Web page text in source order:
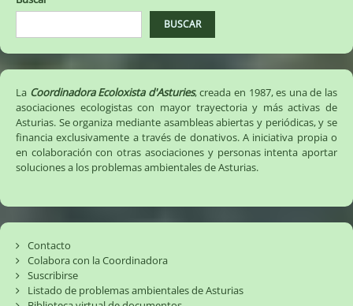
BUSCAR
La Coordinadora Ecoloxista d'Asturies, creada en 1987, es una de las
asociaciones ecologistas con mayor trayectoria y más activas de
Asturias. Se organiza mediante asambleas abiertas y periódicas, y se
financia exclusivamente a través de donativos. A iniciativa propia o
en colaboración con otras asociaciones y personas intenta aportar
soluciones a los problemas ambientales de Asturias.
Contacto
Colabora con la Coordinadora
Suscribirse
Listado de problemas ambientales de Asturias